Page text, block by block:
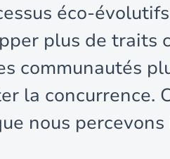
éco-
plus de traits
communautés
la concurrence.
nous